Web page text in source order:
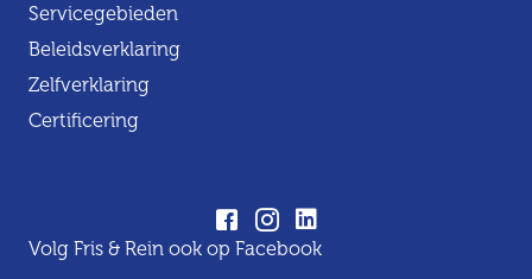
Servicegebieden
Beleidsverklaring
Zelfverklaring
Certificering
Volg Fris & Rein ook op Facebook